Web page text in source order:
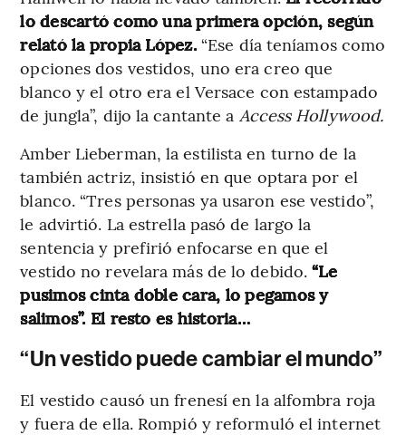
lo descartó como una primera opción, según
relató la propia López.“Ese día teníamos como
opciones dos vestidos, uno era creo que
blanco y el otro era el Versace con estampado
de jungla”, dijo la cantante a Access Hollywood.
Amber Lieberman, la estilista en turno de la
también actriz, insistió en que optara por el
blanco. “Tres personas ya usaron ese vestido”,
le advirtió. La estrella pasó de largo la
sentencia y prefirió enfocarse en que el
vestido no revelara más de lo debido.“Le
pusimos cinta doble cara, lo pegamos y
salimos”. El resto es historia…
“Un vestido puede cambiar el mundo”
El vestido causó un frenesí en la alfombra roja
y fuera de ella. Rompió y reformuló el internet